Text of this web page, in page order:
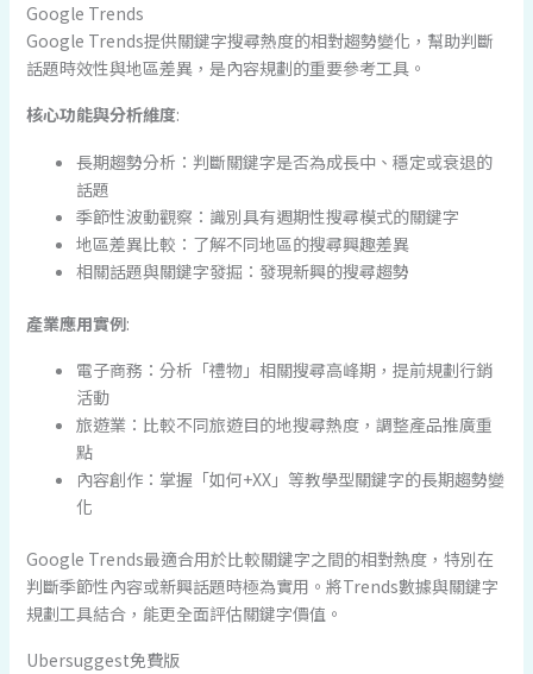
Google Trends
Google Trends提供關鍵字搜尋熱度的相對趨勢變化，幫助判斷
話題時效性與地區差異，是內容規劃的重要參考工具。
核心功能與分析維度:
長期趨勢分析：判斷關鍵字是否為成長中、穩定或衰退的
話題
季節性波動觀察：識別具有週期性搜尋模式的關鍵字
地區差異比較：了解不同地區的搜尋興趣差異
相關話題與關鍵字發掘：發現新興的搜尋趨勢
產業應用實例:
電子商務：分析「禮物」相關搜尋高峰期，提前規劃行銷
活動
旅遊業：比較不同旅遊目的地搜尋熱度，調整產品推廣重
點
內容創作：掌握「如何+XX」等教學型關鍵字的長期趨勢變
化
Google Trends最適合用於比較關鍵字之間的相對熱度，特別在
判斷季節性內容或新興話題時極為實用。將Trends數據與關鍵字
規劃工具結合，能更全面評估關鍵字價值。
Ubersuggest免費版